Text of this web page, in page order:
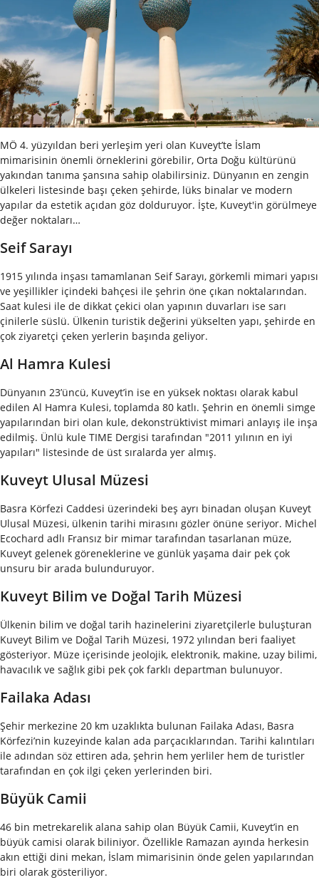
MÖ 4. yüzyıldan beri yerleşim yeri olan Kuveyt’te İslam
mimarisinin önemli örneklerini görebilir, Orta Doğu kültürünü
yakından tanıma şansına sahip olabilirsiniz. Dünyanın en zengin
ülkeleri listesinde başı çeken şehirde, lüks binalar ve modern
yapılar da estetik açıdan göz dolduruyor. İşte, Kuveyt'in görülmeye
değer noktaları…
Seif Sarayı
1915 yılında inşası tamamlanan Seif Sarayı, görkemli mimari yapısı
ve yeşillikler içindeki bahçesi ile şehrin öne çıkan noktalarından.
Saat kulesi ile de dikkat çekici olan yapının duvarları ise sarı
çinilerle süslü. Ülkenin turistik değerini yükselten yapı, şehirde en
çok ziyaretçi çeken yerlerin başında geliyor.
Al Hamra Kulesi
Dünyanın 23’üncü, Kuveyt’in ise en yüksek noktası olarak kabul
edilen Al Hamra Kulesi, toplamda 80 katlı. Şehrin en önemli simge
yapılarından biri olan kule, dekonstrüktivist mimari anlayış ile inşa
edilmiş. Ünlü kule TIME Dergisi tarafından "2011 yılının en iyi
yapıları" listesinde de üst sıralarda yer almış.
Kuveyt Ulusal Müzesi
Basra Körfezi Caddesi üzerindeki beş ayrı binadan oluşan Kuveyt
Ulusal Müzesi, ülkenin tarihi mirasını gözler önüne seriyor. Michel
Ecochard adlı Fransız bir mimar tarafından tasarlanan müze,
Kuveyt gelenek göreneklerine ve günlük yaşama dair pek çok
unsuru bir arada bulunduruyor.
Kuveyt Bilim ve Doğal Tarih Müzesi
Ülkenin bilim ve doğal tarih hazinelerini ziyaretçilerle buluşturan
Kuveyt Bilim ve Doğal Tarih Müzesi, 1972 yılından beri faaliyet
gösteriyor. Müze içerisinde jeolojik, elektronik, makine, uzay bilimi,
havacılık ve sağlık gibi pek çok farklı departman bulunuyor.
Failaka Adası
Şehir merkezine 20 km uzaklıkta bulunan Failaka Adası, Basra
Körfezi’nin kuzeyinde kalan ada parçacıklarından. Tarihi kalıntıları
ile adından söz ettiren ada, şehrin hem yerliler hem de turistler
tarafından en çok ilgi çeken yerlerinden biri.
Büyük Camii
46 bin metrekarelik alana sahip olan Büyük Camii, Kuveyt’in en
büyük camisi olarak biliniyor. Özellikle Ramazan ayında herkesin
akın ettiği dini mekan, İslam mimarisinin önde gelen yapılarından
biri olarak gösteriliyor.